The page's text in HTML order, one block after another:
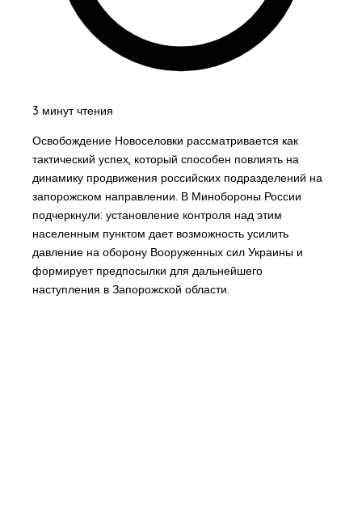
3 минут чтения
Освобождение Новоселовки рассматривается как
тактический успех, который способен повлиять на
динамику продвижения российских подразделений на
запорожском направлении. В Минобороны России
подчеркнули: установление контроля над этим
населенным пунктом дает возможность усилить
давление на оборону Вооруженных сил Украины и
формирует предпосылки для дальнейшего
наступления в Запорожской области.